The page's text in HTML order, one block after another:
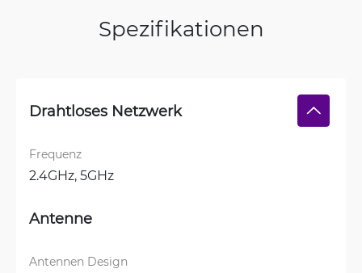
Spezifikationen
Drahtloses Netzwerk
Frequenz
2.4GHz, 5GHz
Antenne
Antennen Design